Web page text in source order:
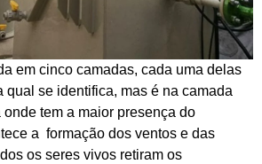
em cinco camadas, cada uma delas
qual se identifica, mas é na camada
onde tem a maior presença do
a formação dos ventos e das
os seres vivos retiram os